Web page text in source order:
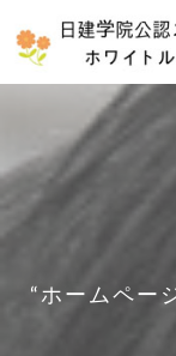
“ホームペー